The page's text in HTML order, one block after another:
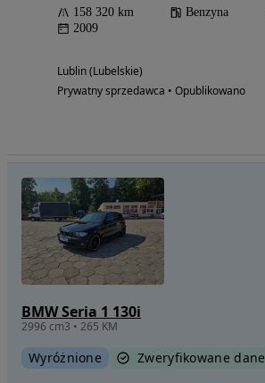
158 320 km Benzyna
2009
Lublin (Lubelskie)
Prywatny sprzedawca • Opublikowano
BMW Seria 1 130i
2996 cm3 • 265 KM
Wyróżnione Zweryfikowane dane